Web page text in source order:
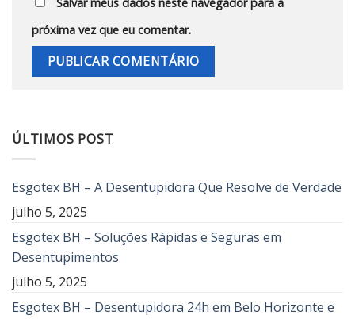
próxima vez que eu comentar.
ÚLTIMOS POST
Esgotex BH – A Desentupidora Que Resolve de Verdade
julho 5, 2025
Esgotex BH – Soluções Rápidas e Seguras em
Desentupimentos
julho 5, 2025
Esgotex BH – Desentupidora 24h em Belo Horizonte e